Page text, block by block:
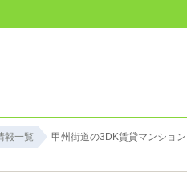
報一覧 甲州街道の3DK賃貸マンション